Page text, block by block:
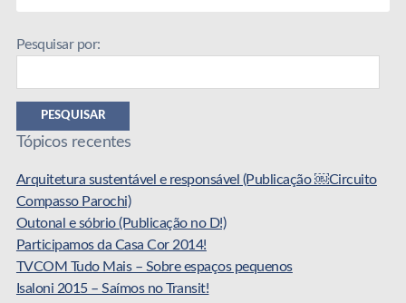
Pesquisar por:
PESQUISAR
Tópicos recentes
Arquitetura sustentável e responsável (Publicação ￼Circuito
Compasso Parochi)
Outonal e sóbrio (Publicação no D!)
Participamos da Casa Cor 2014!
TVCOM Tudo Mais – Sobre espaços pequenos
Isaloni 2015 – Saímos no Transit!